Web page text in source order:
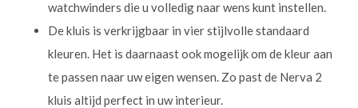
watchwinders die u volledig naar wens kunt instellen.
De kluis is verkrijgbaar in vier stijlvolle standaard
kleuren. Het is daarnaast ook mogelijk om de kleur aan
te passen naar uw eigen wensen. Zo past de Nerva 2
kluis altijd perfect in uw interieur.